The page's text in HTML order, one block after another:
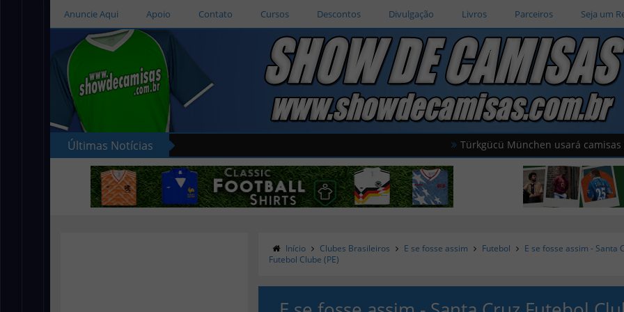
Anuncie Aqui Apoio Contato Cursos Descontos Divulgação Livros Parceiros Seja um
Últimas Notícias Türkgücü München usará camisas oficiais
Início Clubes Brasileiros E se fosse assim Futebol
E se fosse assim - Santa
Futebol Clube (PE)